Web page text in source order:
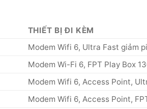
THIẾT BỊ ĐI KÈM
Modem Wifi 6, Ultra Fast giảm
Modem Wi-Fi 6, FPT Play Box
Modem Wifi 6, Access Point,
Modem Wifi 6, Access Point,